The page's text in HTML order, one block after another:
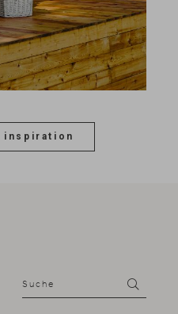
inspiration
Suche